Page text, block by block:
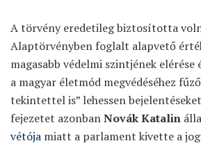
A törvény eredetileg biztosította
Alaptörvényben foglalt alapvető
magasabb védelmi szintjének
a magyar életmód megvédéséhez
tekintettel is” lehessen
fejezetet azonbanNovák Katalin
vétója miatt a parlament kivette a